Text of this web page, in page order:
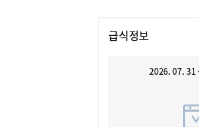
급식정보
2026. 07. 31